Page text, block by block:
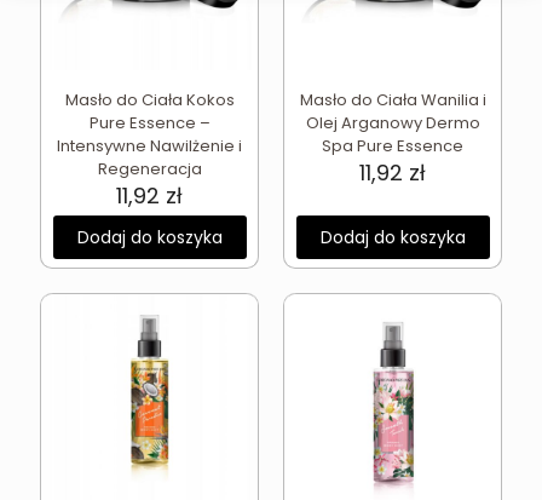
Masło do Ciała Kokos
Pure Essence –
Intensywne Nawilżenie i
Regeneracja
11,92 zł
Dodaj do koszyka
Masło do Ciała Wanilia i
Olej Arganowy Dermo
Spa Pure Essence
11,92 zł
Dodaj do koszyka